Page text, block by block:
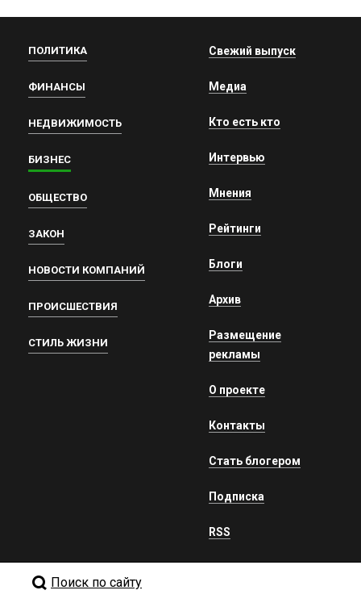
ПОЛИТИКА
ФИНАНСЫ
НЕДВИЖИМОСТЬ
БИЗНЕС
ОБЩЕСТВО
ЗАКОН
НОВОСТИ КОМПАНИЙ
ПРОИСШЕСТВИЯ
СТИЛЬ ЖИЗНИ
Свежий выпуск
Медиа
Кто есть кто
Интервью
Мнения
Рейтинги
Блоги
Архив
Размещение
рекламы
О проекте
Контакты
Стать блогером
Подписка
RSS
Поиск по сайту